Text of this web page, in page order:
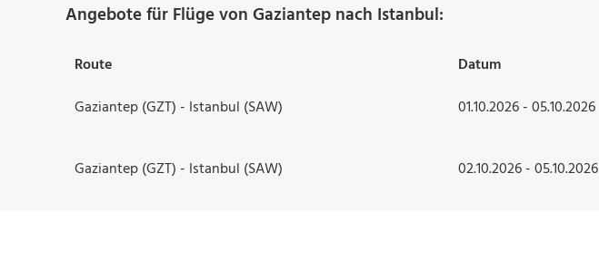
Angebote für Flüge von Gaziantep nach Istanbul:
Route Datum
Gaziantep (GZT) - Istanbul (SAW)
01.10.2026 - 05.10.2026
Gaziantep (GZT) - Istanbul (SAW) 02.10.2026 - 05.10.2026